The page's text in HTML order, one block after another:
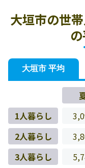
大垣市の世
大垣市 平均
1人暮らし
2人暮らし
3人暮らし